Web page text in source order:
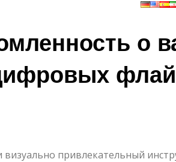
о
привлекательный